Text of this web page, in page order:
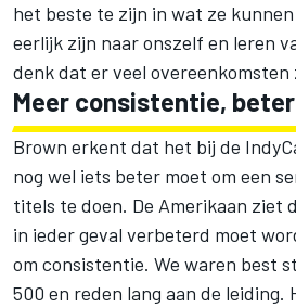
het beste te zijn in wat ze
eerlijk zijn naar onszelf en leren
denk dat er veel overeenkomsten
Meer consistentie,
Brown erkent dat het bij de
nog wel iets beter moet om een
titels te doen. De Amerikaan ziet
in ieder geval verbeterd moet
om consistentie. We waren best
500 en reden lang aan de leiding.